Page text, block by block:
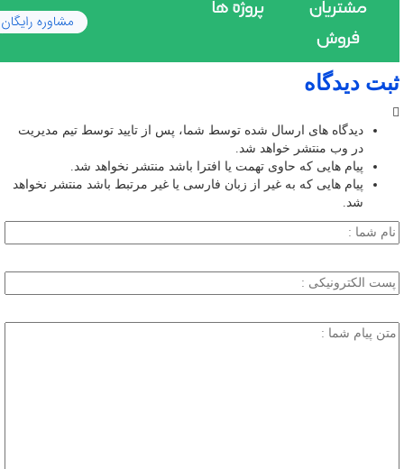
ثبت دیدگاه
دیدگاه های ارسال شده توسط شما، پس از تایید توسط تیم مدیریت
در وب منتشر خواهد شد.
پیام هایی که حاوی تهمت یا افترا باشد منتشر نخواهد شد.
پیام هایی که به غیر از زبان فارسی یا غیر مرتبط باشد منتشر نخواهد
شد.